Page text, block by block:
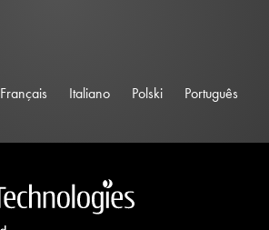
Français Italiano Polski Português